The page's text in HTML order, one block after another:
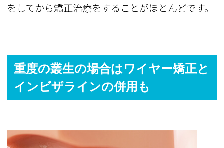
をしてから矯正治療をすることがほとんどです。
重度の叢生の場合はワイヤー矯正と
インビザラインの併用も